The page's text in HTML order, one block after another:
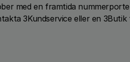
med en framtida
3Kundservice eller en